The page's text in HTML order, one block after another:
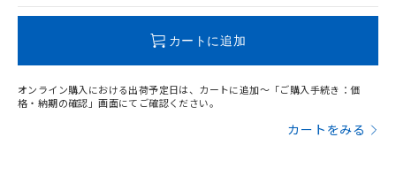
カートに追加
オンライン購入における出荷予定日は、カートに追加～「ご購入手続き：価
格・納期の確認」画面にてご確認ください。
カートをみる